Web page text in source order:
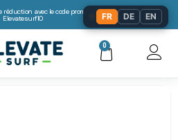
réduction avec le code promo:
Elevatesurf10
0
FR DE EN